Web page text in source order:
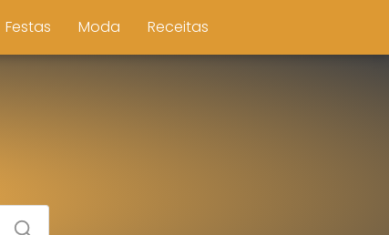
Festas Moda Receitas